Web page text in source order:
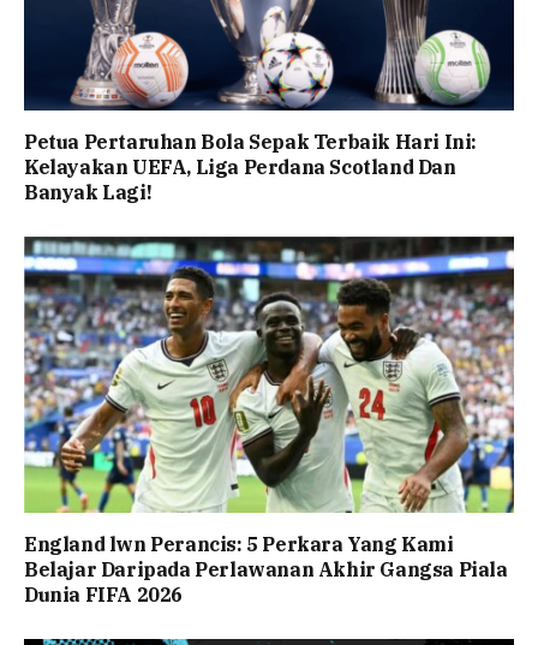
Petua Pertaruhan Bola Sepak Terbaik Hari Ini:
Kelayakan UEFA, Liga Perdana Scotland Dan
Banyak Lagi!
England lwn Perancis: 5 Perkara Yang Kami
Belajar Daripada Perlawanan Akhir Gangsa Piala
Dunia FIFA 2026